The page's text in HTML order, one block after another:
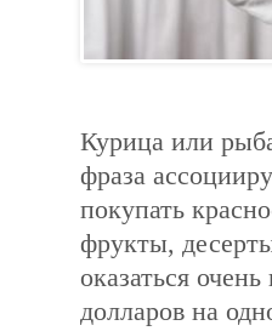
Курица или
фраза
покупать
фрукты,
оказаться
долларов на